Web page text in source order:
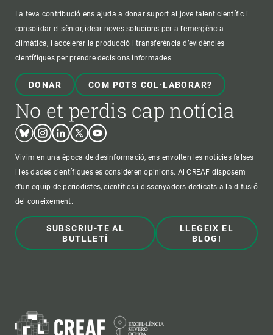
La teva contribució ens ajuda a donar suport al jove talent científic i
consolidar el sènior, idear noves solucions per a l'emergència
climàtica, i accelerar la producció i transferència d’evidències
científiques per prendre decisions informades.
DONAR COM POTS COL·LABORAR?
No et perdis cap notícia
BlueskyInstagram
LinkedinTwitterYoutube
Vivim en una època de desinformació, ens envolten les notícies falses
i les dades científiques es consideren opinions. Al CREAF disposem
d'un equip de periodistes, científics i dissenyadors dedicats a la difusió
del coneixement.
SUBSCRIU-TE AL
BUTLLETÍ
LLEGEIX EL
BLOG!